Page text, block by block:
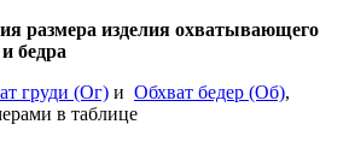
размера изделия охватывающего
бедра
груди (Ог) и Обхват бедер (Об),
в таблице